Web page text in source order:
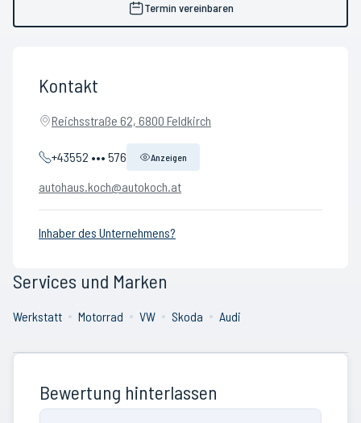
Termin vereinbaren
Kontakt
Reichsstraße 62, 6800 Feldkirch
+43552 ••• 576 Anzeigen
autohaus.koch@autokoch.at
Inhaber des Unternehmens?
Services und Marken
Werkstatt Motorrad VW Skoda Audi
Bewertung hinterlassen